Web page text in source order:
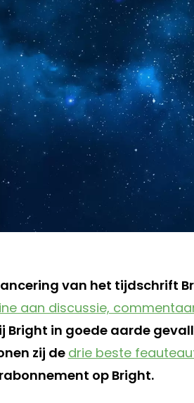
van het tijdschrift
aan discussie,
Bright in goede aarde
zij dedrie beste
op Bright.